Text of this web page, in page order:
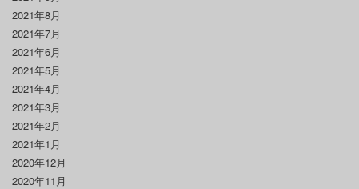
2021年8月
2021年7月
2021年6月
2021年5月
2021年4月
2021年3月
2021年2月
2021年1月
2020年12月
2020年11月